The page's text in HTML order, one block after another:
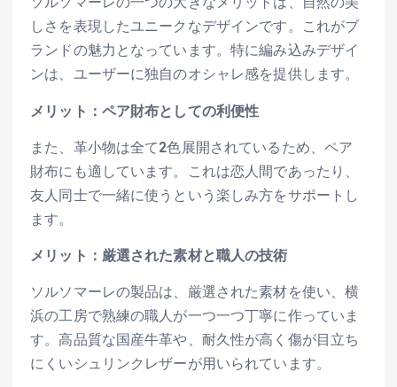
しさを表現したユニークなデザインです。これがブ
ランドの魅力となっています。特に編み込みデザイ
ンは、ユーザーに独自のオシャレ感を提供します。
メリット：ペア財布としての利便性
また、革小物は全て2色展開されているため、ペア
財布にも適しています。これは恋人間であったり、
友人同士で一緒に使うという楽しみ方をサポートし
ます。
メリット：厳選された素材と職人の技術
ソルソマーレの製品は、厳選された素材を使い、横
浜の工房で熟練の職人が一つ一つ丁寧に作っていま
す。高品質な国産牛革や、耐久性が高く傷が目立ち
にくいシュリンクレザーが用いられています。